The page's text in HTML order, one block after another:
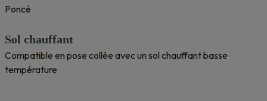
Poncé
Sol chauffant
Compatible en pose collée avec un sol chauffant basse
température